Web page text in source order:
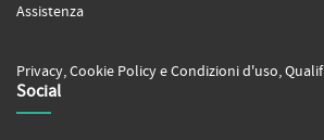
Assistenza
Privacy,Cookie PolicyeCondizioni d'uso,
Social